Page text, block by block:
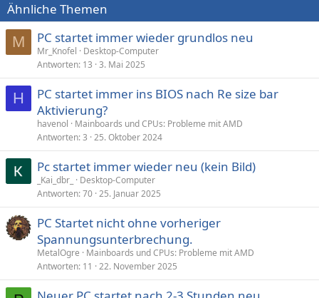
Ähnliche Themen
M PC startet immer wieder grundlos neu
Mr_Knofel
Desktop-Computer
Antworten 13 3. Mai 2025
H
PC startet immer ins BIOS nach Re size bar
Aktivierung?
havenol
Mainboards und CPUs: Probleme mit AMD
Antworten 3 25. Oktober 2024
Pc startet immer wieder neu (kein Bild)
_Kai_dbr_
Desktop-Computer
Antworten 70 25. Januar 2025
PC Startet nicht ohne vorheriger
Spannungsunterbrechung.
MetalOgre
Mainboards und CPUs: Probleme mit AMD
Antworten 11 22. November 2025